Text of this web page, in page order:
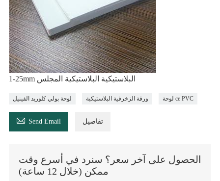
1-25mm البلاستيكية البلاستيكية المجلس
لوحة بولي كلوريد الفينيل ورقة الزخرفية البلاستيكية لوحة ce PVC
 Send Email تفاصيل
الحصول على آخر سعر؟ سنرد في أسرع وقت
ممكن (خلال 12 ساعة)